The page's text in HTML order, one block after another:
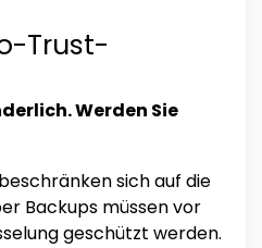
Trust-
Werden Sie
sich auf die
Backups müssen vor
geschützt werden.